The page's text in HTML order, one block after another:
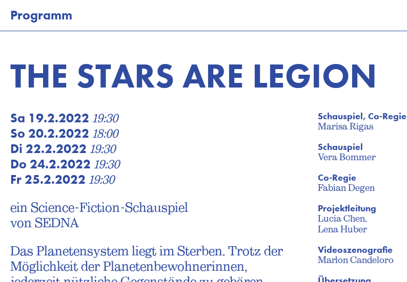
Programm
Tickets
Theaterkurse
Vermietung
Wir
Newsletter Kinderprogramm
THE STARS ARE LEGION
Sa 19.2.2022 19:30
So 20.2.2022 18:00
Di 22.2.2022 19:30
Do 24.2.2022 19:30
Fr 25.2.2022 19:30
ein Science-Fiction-Schauspiel
von SEDNA
Das Planetensystem liegt im Sterben. Trotz der
Möglichkeit der Planetenbewohnerinnen,
Schauspiel, Co-Regie
Marisa Rigas
Schauspiel
Vera Bommer
Co-Regie
Fabian Degen
Projektleitung
Lucia Chen,
Lena Huber
Videoszenografie
Marlon Candeloro